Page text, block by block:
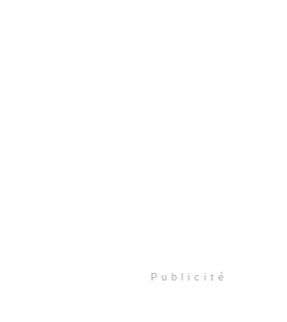
Publicité